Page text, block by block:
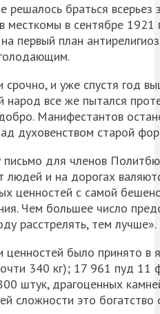
решалось браться
месткомы в сентябре
первый план
и уже спустя год
все же пытался
Манифестантов
духовенством старой
для членов
людей и на дорогах
ценностей с самой
Чем большее число
расстрелять, тем лучше».
ценностей было принято
340 кг); 17 961 пуд
штук, драгоценных
сложности это богатство